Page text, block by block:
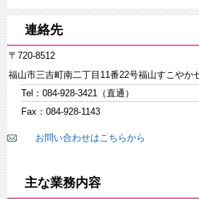
連絡先
〒720-8512
福山市三吉町南二丁目11番22号福山すこやか
Tel：084-928-3421（直通）
Fax：084-928-1143
お問い合わせはこちらから
主な業務内容